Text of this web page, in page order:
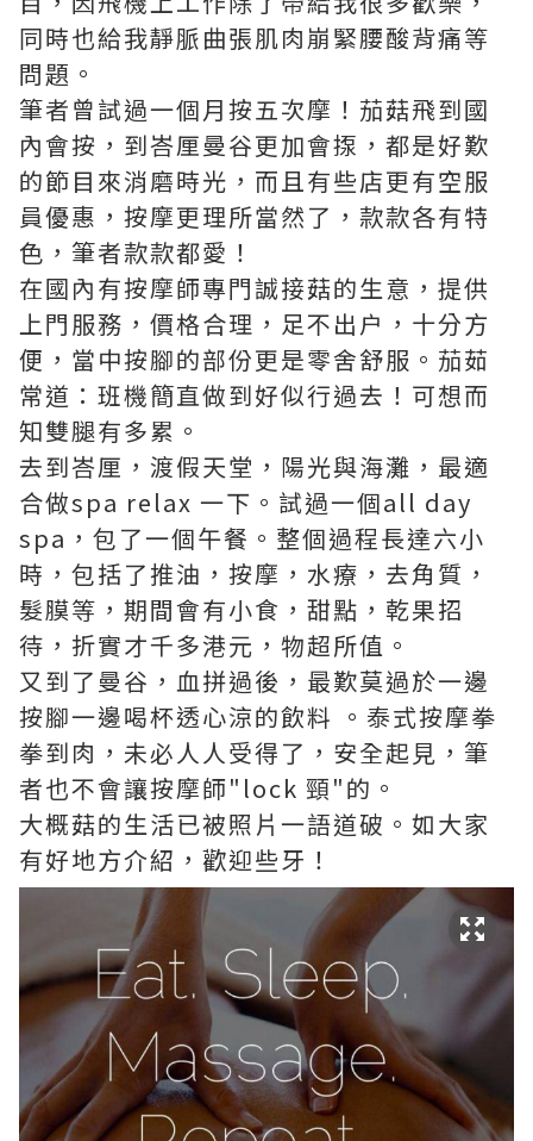
同時也給我靜脈曲張肌肉崩緊腰酸背痛等
問題。
筆者曾試過一個月按五次摩！茄菇飛到國
內會按，到峇厘曼谷更加會揼，都是好歎
的節目來消磨時光，而且有些店更有空服
員優惠，按摩更理所當然了，款款各有特
色，筆者款款都愛！
在國內有按摩師專門誠接菇的生意，提供
上門服務，價格合理，足不出户，十分方
便，當中按腳的部份更是零舍舒服。茄茹
常道：班機簡直做到好似行過去！可想而
知雙腿有多累。
去到峇厘，渡假天堂，陽光與海灘，最適
合做spa relax 一下。試過一個all day
spa，包了一個午餐。整個過程長達六小
時，包括了推油，按摩，水療，去角質，
髮膜等，期間會有小食，甜點，乾果招
待，折實才千多港元，物超所值。
又到了曼谷，血拼過後，最歎莫過於一邊
按腳一邊喝杯透心涼的飲料 。泰式按摩拳
拳到肉，未必人人受得了，安全起見，筆
者也不會讓按摩師"lock 頸"的。
大概菇的生活已被照片一語道破。如大家
有好地方介紹，歡迎些牙！